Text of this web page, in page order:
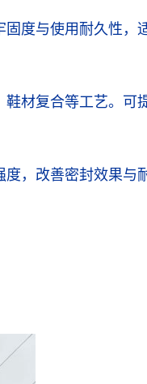
度与使用耐久性，
材复合等工艺。可
，改善密封效果与